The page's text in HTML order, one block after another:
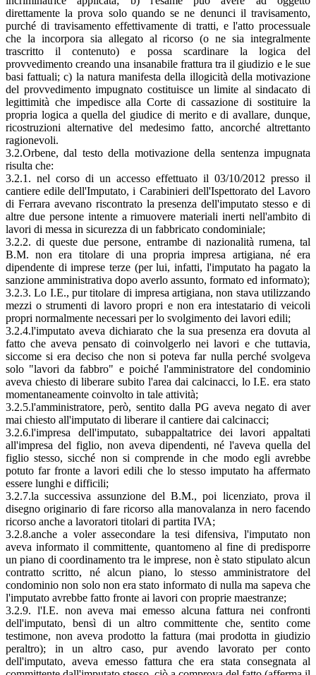
direttamente la prova solo quando se ne denunci il travisamento,
purché di travisamento effettivamente di tratti, e l'atto processuale
che la incorpora sia allegato al ricorso (o ne sia integralmente
trascritto il contenuto) e possa scardinare la logica del
provvedimento creando una insanabile frattura tra il giudizio e le sue
basi fattuali; c) la natura manifesta della illogicità della motivazione
del provvedimento impugnato costituisce un limite al sindacato di
legittimità che impedisce alla Corte di cassazione di sostituire la
propria logica a quella del giudice di merito e di avallare, dunque,
ricostruzioni alternative del medesimo fatto, ancorché altrettanto
ragionevoli.
3.2.Orbene, dal testo della motivazione della sentenza impugnata
risulta che:
3.2.1. nel corso di un accesso effettuato il 03/10/2012 presso il
cantiere edile dell'Imputato, i Carabinieri dell'Ispettorato del Lavoro
di Ferrara avevano riscontrato la presenza dell'imputato stesso e di
altre due persone intente a rimuovere materiali inerti nell'ambito di
lavori di messa in sicurezza di un fabbricato condominiale;
3.2.2. di queste due persone, entrambe di nazionalità rumena, tal
B.M. non era titolare di una propria impresa artigiana, né era
dipendente di imprese terze (per lui, infatti, l'imputato ha pagato la
sanzione amministrativa dopo averlo assunto, formato ed informato);
3.2.3. Lo I.E., pur titolare di impresa artigiana, non stava utilizzando
mezzi o strumenti di lavoro propri e non era intestatario di veicoli
propri normalmente necessari per lo svolgimento dei lavori edili;
3.2.4.l'imputato aveva dichiarato che la sua presenza era dovuta al
fatto che aveva pensato di coinvolgerlo nei lavori e che tuttavia,
siccome si era deciso che non si poteva far nulla perché svolgeva
solo "lavori da fabbro" e poiché l'amministratore del condominio
aveva chiesto di liberare subito l'area dai calcinacci, lo I.E. era stato
momentaneamente coinvolto in tale attività;
3.2.5.l'amministratore, però, sentito dalla PG aveva negato di aver
mai chiesto all'imputato di liberare il cantiere dai calcinacci;
3.2.6.l'impresa dell'imputato, subappaltatrice dei lavori appaltati
all'impresa del figlio, non aveva dipendenti, né l'aveva quella del
figlio stesso, sicché non si comprende in che modo egli avrebbe
potuto far fronte a lavori edili che lo stesso imputato ha affermato
essere lunghi e difficili;
3.2.7.la successiva assunzione del B.M., poi licenziato, prova il
disegno originario di fare ricorso alla manovalanza in nero facendo
ricorso anche a lavoratori titolari di partita IVA;
3.2.8.anche a voler assecondare la tesi difensiva, l'imputato non
aveva informato il committente, quantomeno al fine di predisporre
un piano di coordinamento tra le imprese, non è stato stipulato alcun
contratto scritto, né alcun piano, lo stesso amministratore del
condominio non solo non era stato informato di nulla ma sapeva che
l'imputato avrebbe fatto fronte ai lavori con proprie maestranze;
3.2.9. l'I.E. non aveva mai emesso alcuna fattura nei confronti
dell'imputato, bensì di un altro committente che, sentito come
testimone, non aveva prodotto la fattura (mai prodotta in giudizio
peraltro); in un altro caso, pur avendo lavorato per conto
dell'imputato, aveva emesso fattura che era stata consegnata al